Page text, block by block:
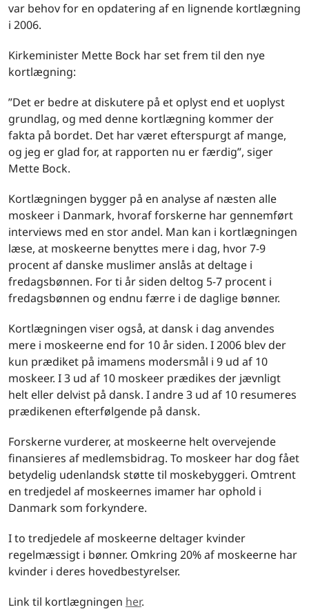
var behov for en opdatering af en lignende kortlægning
i 2006.
Kirkeminister Mette Bock har set frem til den nye
kortlægning:
”Det er bedre at diskutere på et oplyst end et uoplyst
grundlag, og med denne kortlægning kommer der
fakta på bordet. Det har været efterspurgt af mange,
og jeg er glad for, at rapporten nu er færdig”, siger
Mette Bock.
Kortlægningen bygger på en analyse af næsten alle
moskeer i Danmark, hvoraf forskerne har gennemført
interviews med en stor andel. Man kan i kortlægningen
læse, at moskeerne benyttes mere i dag, hvor 7-9
procent af danske muslimer anslås at deltage i
fredagsbønnen. For ti år siden deltog 5-7 procent i
fredagsbønnen og endnu færre i de daglige bønner.
Kortlægningen viser også, at dansk i dag anvendes
mere i moskeerne end for 10 år siden. I 2006 blev der
kun prædiket på imamens modersmål i 9 ud af 10
moskeer. I 3 ud af 10 moskeer prædikes der jævnligt
helt eller delvist på dansk. I andre 3 ud af 10 resumeres
prædikenen efterfølgende på dansk.
Forskerne vurderer, at moskeerne helt overvejende
finansieres af medlemsbidrag. To moskeer har dog fået
betydelig udenlandsk støtte til moskebyggeri. Omtrent
en tredjedel af moskeernes imamer har ophold i
Danmark som forkyndere.
I to tredjedele af moskeerne deltager kvinder
regelmæssigt i bønner. Omkring 20% af moskeerne har
kvinder i deres hovedbestyrelser.
Link til kortlægningen her.